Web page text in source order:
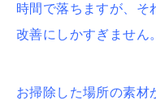
時間で落ちますが、そ
改善にしかすぎません。
お掃除した場所の素材